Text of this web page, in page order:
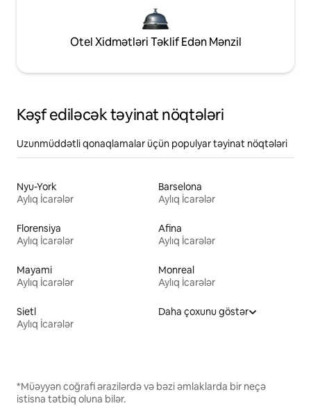
Otel Xidmətləri Təklif Edən Mənzil
Kəşf ediləcək təyinat nöqtələri
Uzunmüddətli qonaqlamalar üçün populyar təyinat nöqtələri
Nyu-York
Aylıq İcarələr
Barselona
Aylıq İcarələr
Florensiya
Aylıq İcarələr
Afina
Aylıq İcarələr
Mayami
Aylıq İcarələr
Monreal
Aylıq İcarələr
Sietl
Aylıq İcarələr
Daha çoxunu göstər
*Müəyyən coğrafi ərazilərdə və bəzi əmlaklarda bir neçə
istisna tətbiq oluna bilər.